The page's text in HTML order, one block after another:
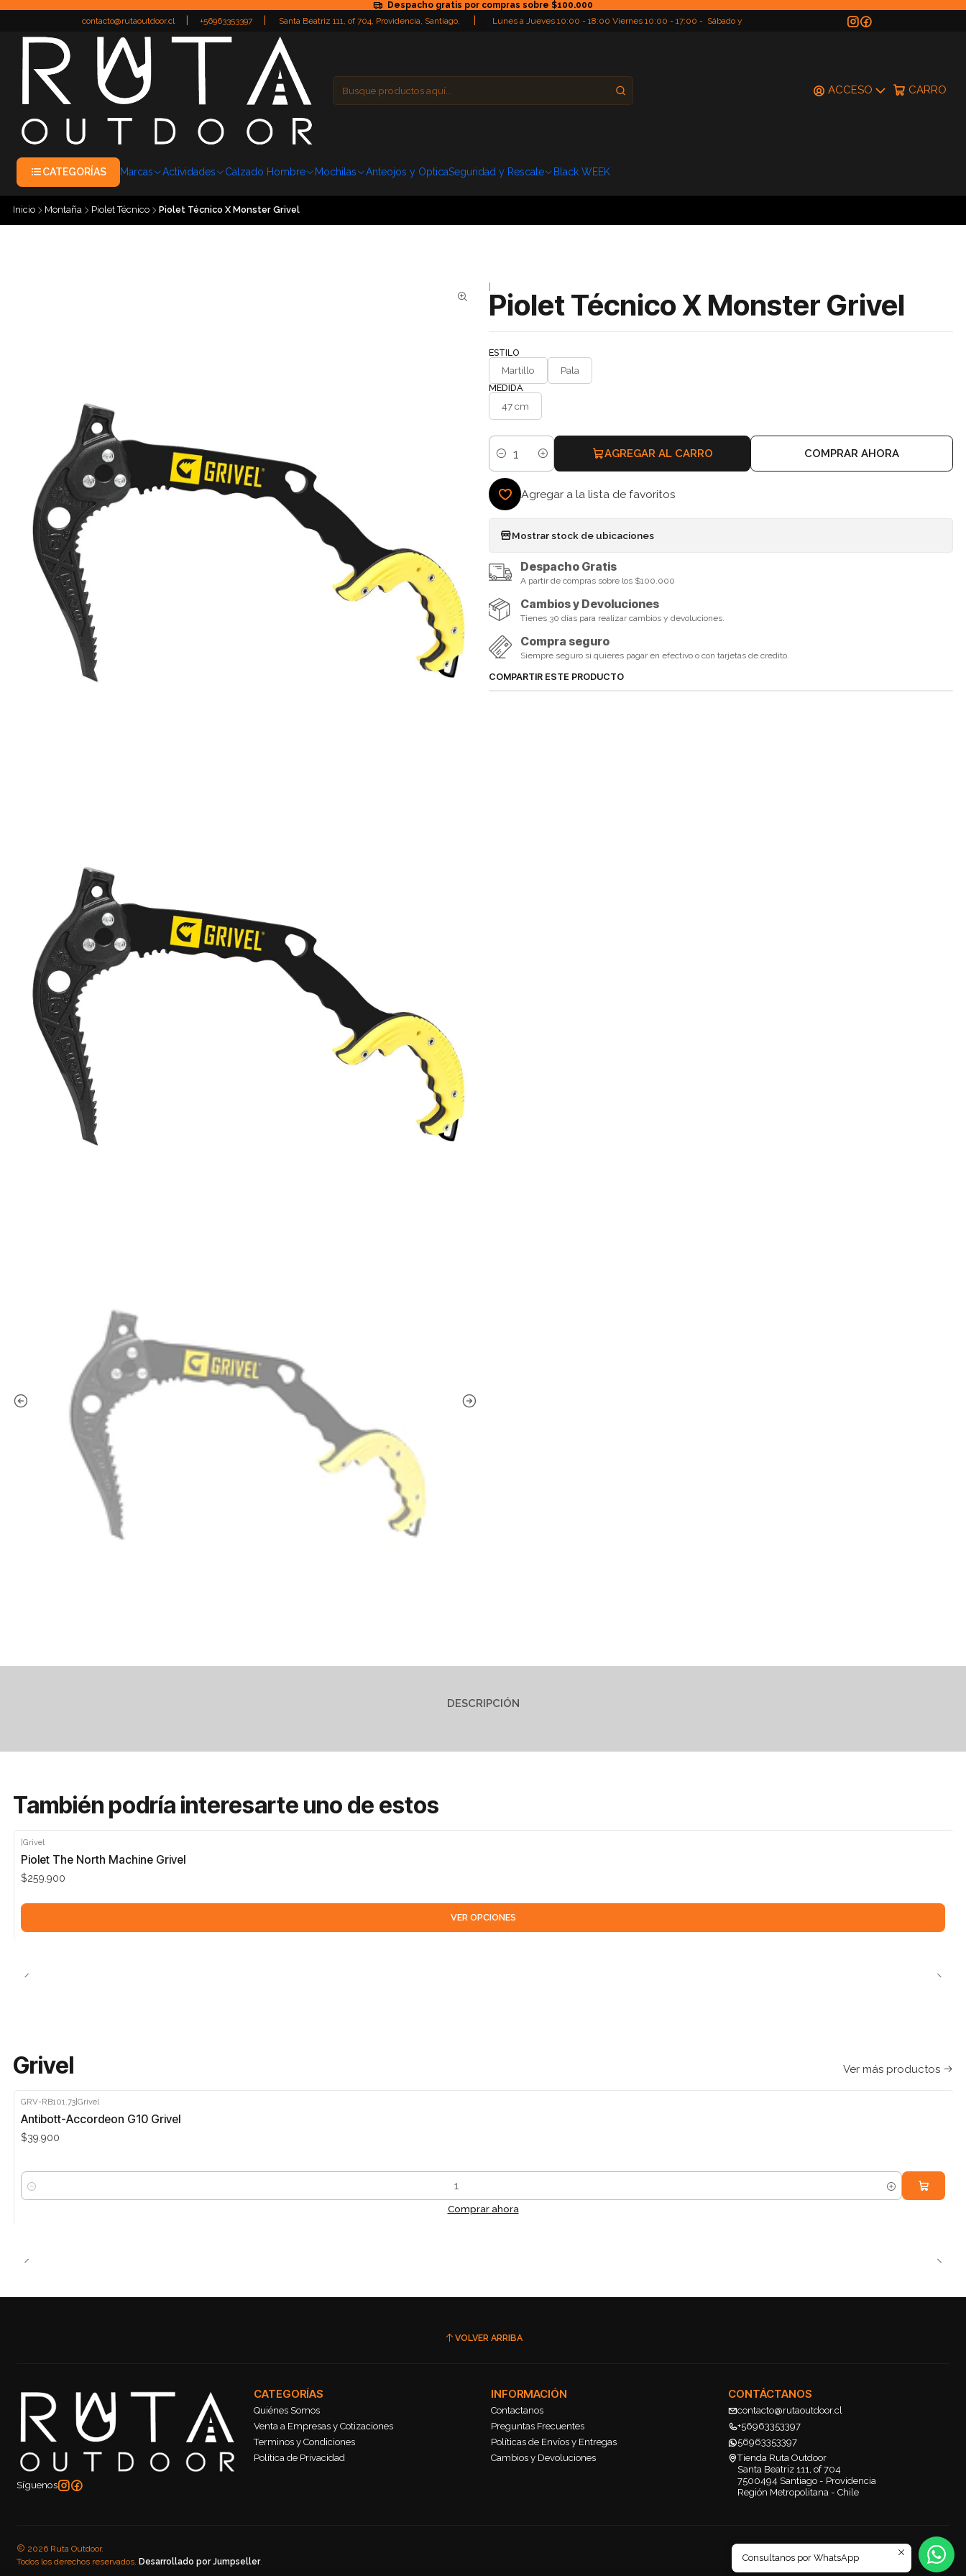
Despacho gratis por compras sobre $100.000
contacto@rutaoutdoor.cl
+56963353397
Santa Beatriz 111, of 704, Providencia, Santiago,
Lunes a Jueves 10:00 - 18:00 Viernes 10:00 - 17:00 - Sábado y
ACCESO CARRO
CATEGORÍAS Marcas Actividades Calzado Hombre Mochilas Anteojos y OpticaSeguridad y Rescate Black WEEK
Inicio Montaña Piolet Técnico Piolet Técnico X Monster Grivel
|
Piolet Técnico X Monster Grivel
ESTILO
Martillo Pala
MEDIDA
47 cm
Cantidad
AGREGAR AL CARRO COMPRAR AHORA
Agregar a la lista de favoritos
Mostrar stock de ubicaciones
Despacho Gratis
A partir de compras sobre los $100.000
Cambios y Devoluciones
Tienes 30 días para realizar cambios y devoluciones.
Compra seguro
Siempre seguro si quieres pagar en efectivo o con tarjetas de credito.
COMPARTIR ESTE PRODUCTO
DESCRIPCIÓN
También podría interesarte uno de estos
|Grivel
Piolet The North Machine Grivel
$259.900
VER OPCIONES
Grivel Ver más productos
GRV-RB101.73| Grivel
Antibott-Accordeon G10 Grivel
$39.900
Cantidad
Comprar ahora
VOLVER ARRIBA
Síguenos
CATEGORÍAS
Quiénes Somos
Venta a Empresas y Cotizaciones
Terminos y Condiciones
Política de Privacidad
INFORMACIÓN
Contactanos
Preguntas Frecuentes
Políticas de Envíos y Entregas
Cambios y Devoluciones
CONTÁCTANOS
contacto@rutaoutdoor.cl
+56963353397
56963353397
Tienda Ruta Outdoor
Santa Beatriz 111, of 704
7500494 Santiago - Providencia
Región Metropolitana - Chile
2026 Ruta Outdoor.
Todos los derechos reservados.Desarrollado por Jumpseller. Consultanos por WhatsApp